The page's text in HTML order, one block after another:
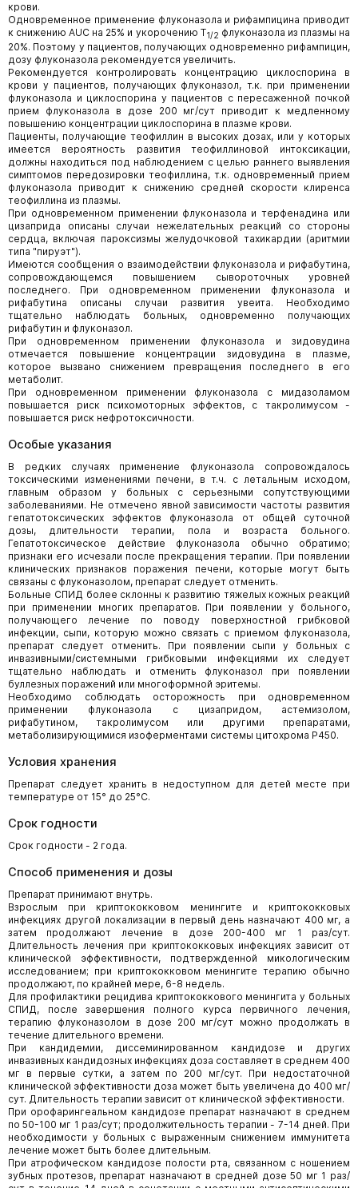
крови.
Одновременное применение флуконазола и рифампицина приводит
к снижению AUC на 25% и укорочению T1/2 флуконазола из плазмы на
20%. Поэтому у пациентов, получающих одновременно рифампицин,
дозу флуконазола рекомендуется увеличить.
Рекомендуется контролировать концентрацию циклоспорина в
крови у пациентов, получающих флуконазол, т.к. при применении
флуконазола и циклоспорина у пациентов с пересаженной почкой
прием флуконазола в дозе 200 мг/сут приводит к медленному
повышению концентрации циклоспорина в плазме крови.
Пациенты, получающие теофиллин в высоких дозах, или у которых
имеется вероятность развития теофиллиновой интоксикации,
должны находиться под наблюдением с целью раннего выявления
симптомов передозировки теофиллина, т.к. одновременный прием
флуконазола приводит к снижению средней скорости клиренса
теофиллина из плазмы.
При одновременном применении флуконазола и терфенадина или
цизаприда описаны случаи нежелательных реакций со стороны
сердца, включая пароксизмы желудочковой тахикардии (аритмии
типа "пируэт").
Имеются сообщения о взаимодействии флуконазола и рифабутина,
сопровождающемся повышением сывороточных уровней
последнего. При одновременном применении флуконазола и
рифабутина описаны случаи развития увеита. Необходимо
тщательно наблюдать больных, одновременно получающих
рифабутин и флуконазол.
При одновременном применении флуконазола и зидовудина
отмечается повышение концентрации зидовудина в плазме,
которое вызвано снижением превращения последнего в его
метаболит.
При одновременном применении флуконазола с мидазоламом
повышается риск психомоторных эффектов, с такролимусом -
повышается риск нефротоксичности.
Особые указания
В редких случаях применение флуконазола сопровождалось
токсическими изменениями печени, в т.ч. с летальным исходом,
главным образом у больных с серьезными сопутствующими
заболеваниями. Не отмечено явной зависимости частоты развития
гепатотоксических эффектов флуконазола от общей суточной
дозы, длительности терапии, пола и возраста больного.
Гепатотоксическое действие флуконазола обычно обратимо;
признаки его исчезали после прекращения терапии. При появлении
клинических признаков поражения печени, которые могут быть
связаны с флуконазолом, препарат следует отменить.
Больные СПИД более склонны к развитию тяжелых кожных реакций
при применении многих препаратов. При появлении у больного,
получающего лечение по поводу поверхностной грибковой
инфекции, сыпи, которую можно связать с приемом флуконазола,
препарат следует отменить. При появлении сыпи у больных с
инвазивными/системными грибковыми инфекциями их следует
тщательно наблюдать и отменить флуконазол при появлении
буллезных поражений или многоформной эритемы.
Необходимо соблюдать осторожность при одновременном
применении флуконазола с цизапридом, астемизолом,
рифабутином, такролимусом или другими препаратами,
метаболизирующимися изоферментами системы цитохрома P450.
Условия хранения
Препарат следует хранить в недоступном для детей месте при
температуре от 15° до 25°C.
Срок годности
Срок годности - 2 года.
Способ применения и дозы
Препарат принимают внутрь.
Взрослым при криптококковом менингите и криптококковых
инфекциях другой локализации в первый день назначают 400 мг, а
затем продолжают лечение в дозе 200-400 мг 1 раз/сут.
Длительность лечения при криптококковых инфекциях зависит от
клинической эффективности, подтвержденной микологическим
исследованием; при криптококковом менингите терапию обычно
продолжают, по крайней мере, 6-8 недель.
Для профилактики рецидива криптококкового менингита у больных
СПИД, после завершения полного курса первичного лечения,
терапию флуконазолом в дозе 200 мг/сут можно продолжать в
течение длительного времени.
При кандидемии, диссеминированном кандидозе и других
инвазивных кандидозных инфекциях доза составляет в среднем 400
мг в первые сутки, а затем по 200 мг/сут. При недостаточной
клинической эффективности доза может быть увеличена до 400 мг/
сут. Длительность терапии зависит от клинической эффективности.
При орофарингеальном кандидозе препарат назначают в среднем
по 50-100 мг 1 раз/сут; продолжительность терапии - 7-14 дней. При
необходимости у больных с выраженным снижением иммунитета
лечение может быть более длительным.
При атрофическом кандидозе полости рта, связанном с ношением
зубных протезов, препарат назначают в средней дозе 50 мг 1 раз/